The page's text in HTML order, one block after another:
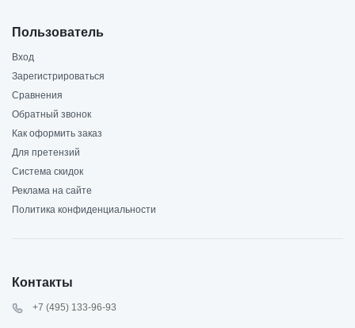
Пользователь
Вход
Зарегистрироваться
Сравнения
Обратный звонок
Как оформить заказ
Для претензий
Система скидок
Реклама на сайте
Политика конфиденциальности
Контакты
+7 (495) 133-96-93